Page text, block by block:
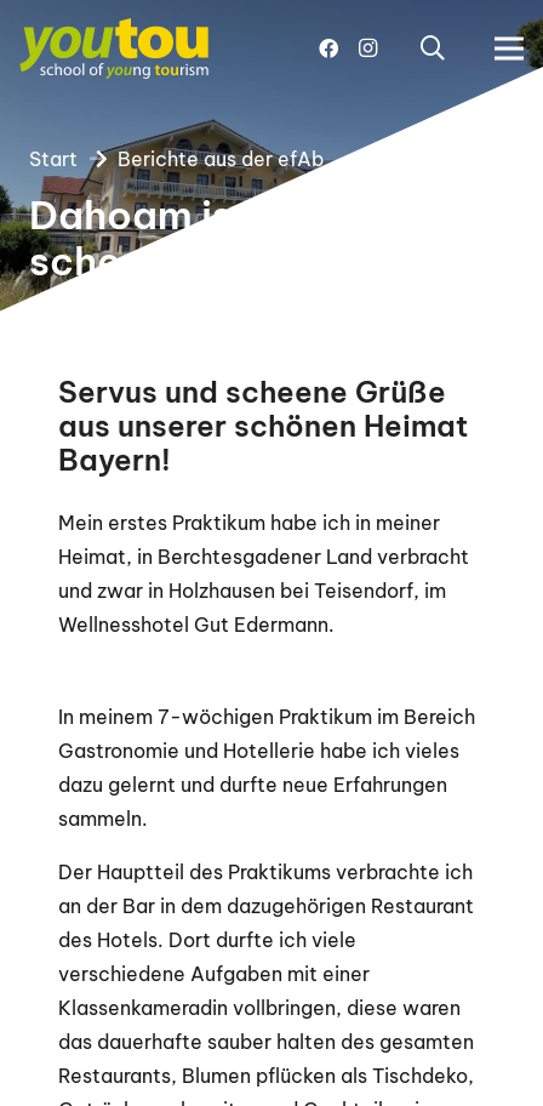
Start Berichte aus der efAb
Dahoam is am
scheenstn.
Servus und scheene Grüße
aus unserer schönen Heimat
Bayern!
Mein erstes Praktikum habe ich in meiner
Heimat, in Berchtesgadener Land verbracht
und zwar in Holzhausen bei Teisendorf, im
Wellnesshotel Gut Edermann.
In meinem 7-wöchigen Praktikum im Bereich
Gastronomie und Hotellerie habe ich vieles
dazu gelernt und durfte neue Erfahrungen
sammeln.
Der Hauptteil des Praktikums verbrachte ich
an der Bar in dem dazugehörigen Restaurant
des Hotels. Dort durfte ich viele
verschiedene Aufgaben mit einer
Klassenkameradin vollbringen, diese waren
das dauerhafte sauber halten des gesamten
Restaurants, Blumen pflücken als Tischdeko,